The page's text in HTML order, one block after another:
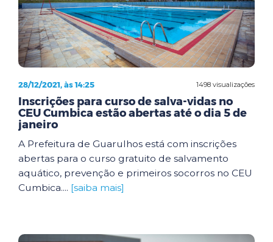
1498 visualizações
28/12/2021, às 14:25
Inscrições para curso de salva-vidas no
CEU Cumbica estão abertas até o dia 5 de
janeiro
A Prefeitura de Guarulhos está com inscrições
abertas para o curso gratuito de salvamento
aquático, prevenção e primeiros socorros no CEU
Cumbica.... [saiba mais]